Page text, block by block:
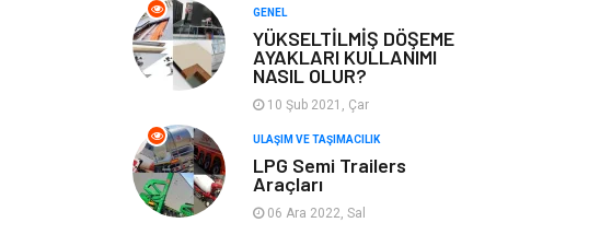
Ambalaj Eğlence
Pazarlama
Servisleri
Kültür Telekomünikasyon
GENEL
YÜKSELTİLMİŞ DÖŞEME
AYAKLARI KULLANIMI
NASIL OLUR?
10 Şub 2021, Çar
ULAŞIM VE TAŞIMACILIK
LPG Semi Trailers
Araçları
06 Ara 2022, Sal